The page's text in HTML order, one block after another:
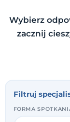
Wybierz
zacznij
Filtruj
FORMA